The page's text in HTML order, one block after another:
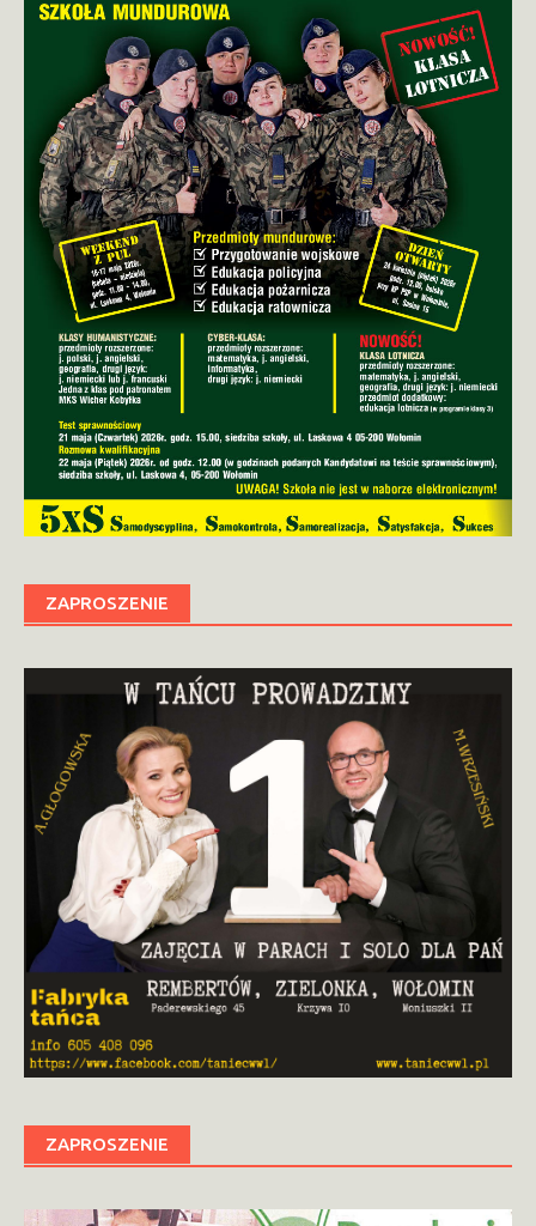
ZAPROSZENIE
ZAPROSZENIE